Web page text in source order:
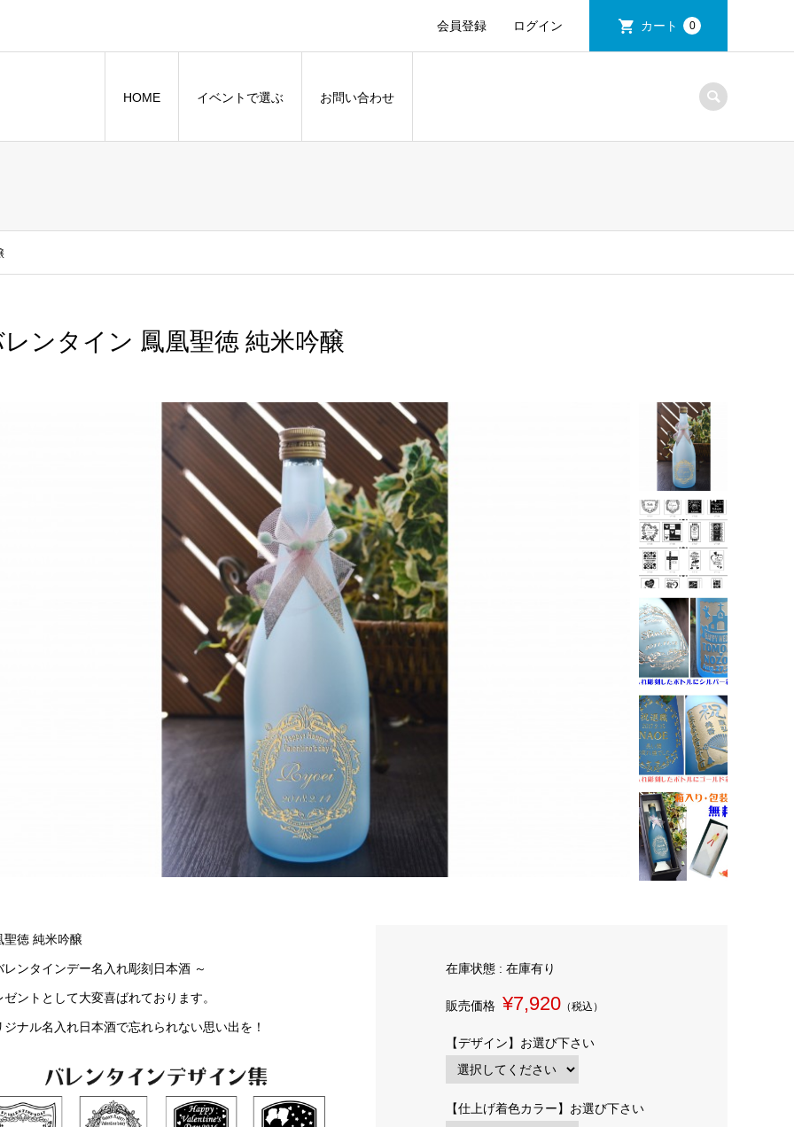
会員登録 ログイン カート 0
HOME イベントで選ぶ お問い合わせ
ンタイン 鳳凰聖徳 純米吟醸
聖徳 純米吟醸
レンタインデー名入れ彫刻日本酒 ～
ゼントとして大変喜ばれております。
ジナル名入れ日本酒で忘れられない思い出を！
在庫状態 : 在庫有り
販売価格 ¥7,920 （税込）
【デザイン】お選び下さい
【仕上げ着色カラー】お選び下さい